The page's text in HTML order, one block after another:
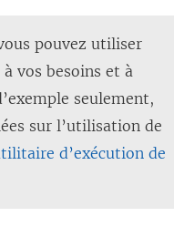
pouvez utiliser
vos besoins et à
seulement,
sur l’utilisation de
d’exécution de